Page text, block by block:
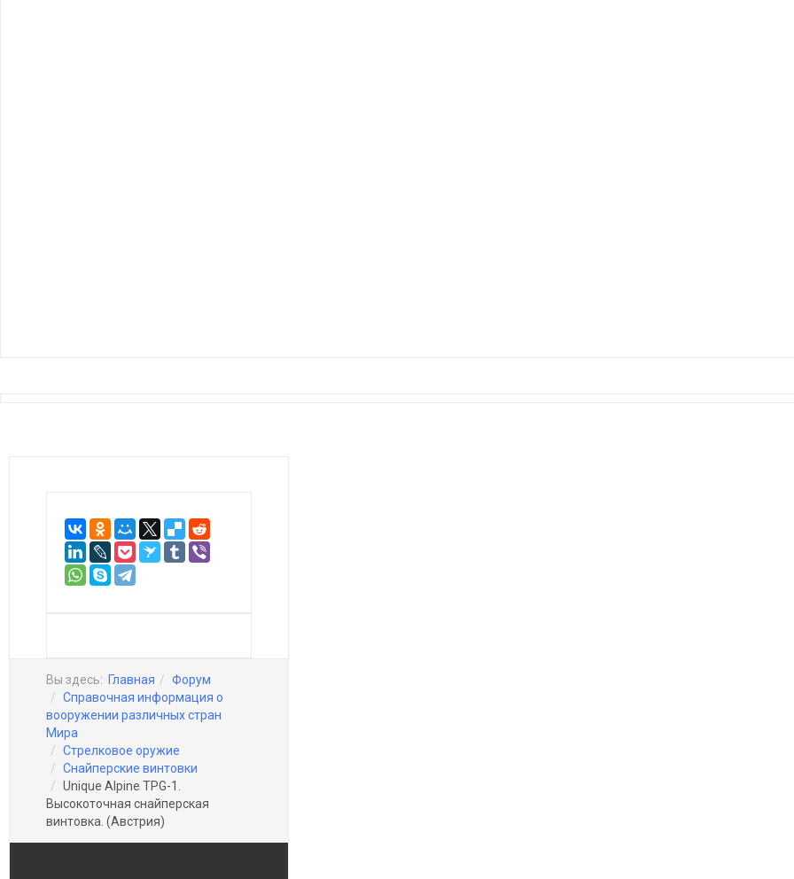
Вы здесь: Главная
Форум
Справочная информация о
вооружении различных стран
Мира
Стрелковое оружие
Снайперские винтовки
Unique Alpine TPG-1.
Высокоточная снайперская
винтовка. (Австрия)